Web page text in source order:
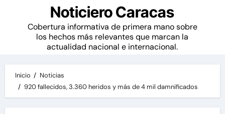
Noticiero Caracas
Cobertura informativa de primera mano sobre
los hechos más relevantes que marcan la
actualidad nacional e internacional.
Inicio
Noticias
920 fallecidos, 3.360 heridos y más de 4 mil damnificados